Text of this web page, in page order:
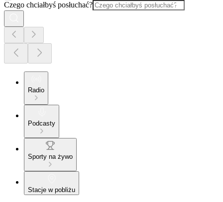
Czego chciałbyś posłuchać?
Radio
Podcasty
Sporty na żywo
Stacje w pobliżu